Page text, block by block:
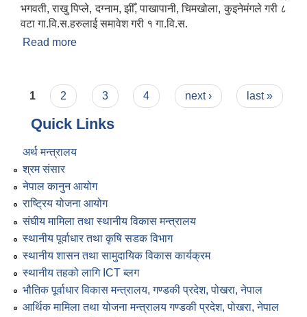
भगवती, राखु पिप्ले, दग्नाम, झीँ, पाखापानी, चिमखोला, कुइनेमंगले गरी ८
वटा गा.वि.स.हरुलाई समावेश गरी १ गा.वि.स.
Read more
Pages
1 2 3 4 next › last »
Quick Links
अर्थ मन्त्रालय
श्रम संसार
नेपाल कानुन आयोग
राष्ट्रिय योजना आयोग
संघीय मामिला तथा स्थानीय विकास मन्त्रालय
स्थानीय पूर्वाधार तथा कृषि सडक विभाग
स्थानीय शासन तथा सामुदायिक विकास कार्यक्रम
स्थानीय तहको लागि ICT ब्लग
भौतिक पूर्वाधार विकास मन्त्रालय, गण्डकी प्रदेश, पोखरा, नेपाल
आर्थिक मामिला तथा योजना मन्त्रालय गण्डकी प्रदेश, पोखरा, नेपाल